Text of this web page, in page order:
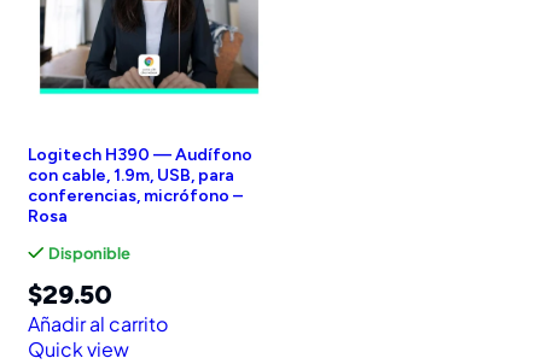
Logitech H390 — Audífono
con cable, 1.9m, USB, para
conferencias, micrófono –
Rosa
Disponible
$29.50
Añadir al carrito
Quick view